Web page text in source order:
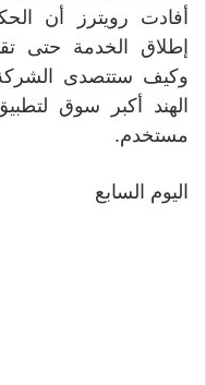
أفادت رويترز أن
إطلاق الخدمة حتى
وكيف ستتصدى الشركة
مستخدم.
اليوم السابع